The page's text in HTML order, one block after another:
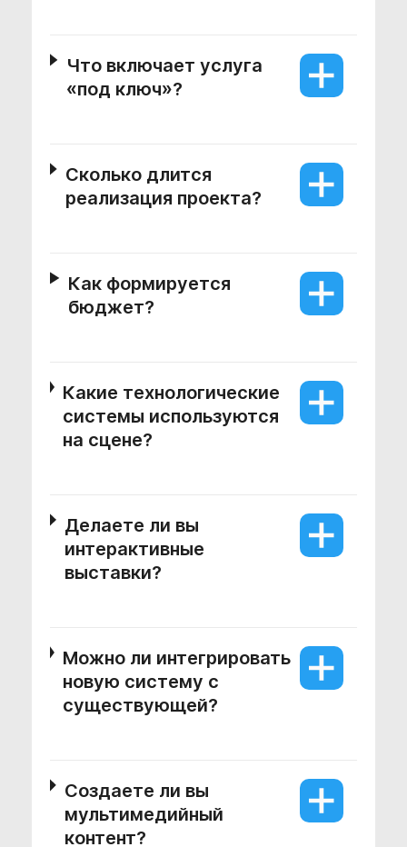
Что включает услуга
«под ключ»?
Сколько длится
реализация проекта?
Как формируется
бюджет?
Какие технологические
системы используются
на сцене?
Делаете ли вы
интерактивные
выставки?
Можно ли интегрировать
новую систему с
существующей?
Создаете ли вы
мультимедийный
контент?